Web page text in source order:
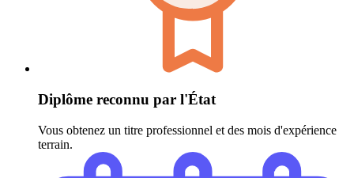
Diplôme reconnu par l'État
Vous obtenez un titre professionnel et des mois d'expérience
terrain.